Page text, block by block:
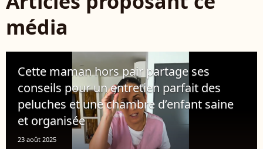
média
Cette maman hors pair partage ses
conseils pour un entretien parfait des
peluches et une chambre d’enfant saine
et organisée
23 août 2025